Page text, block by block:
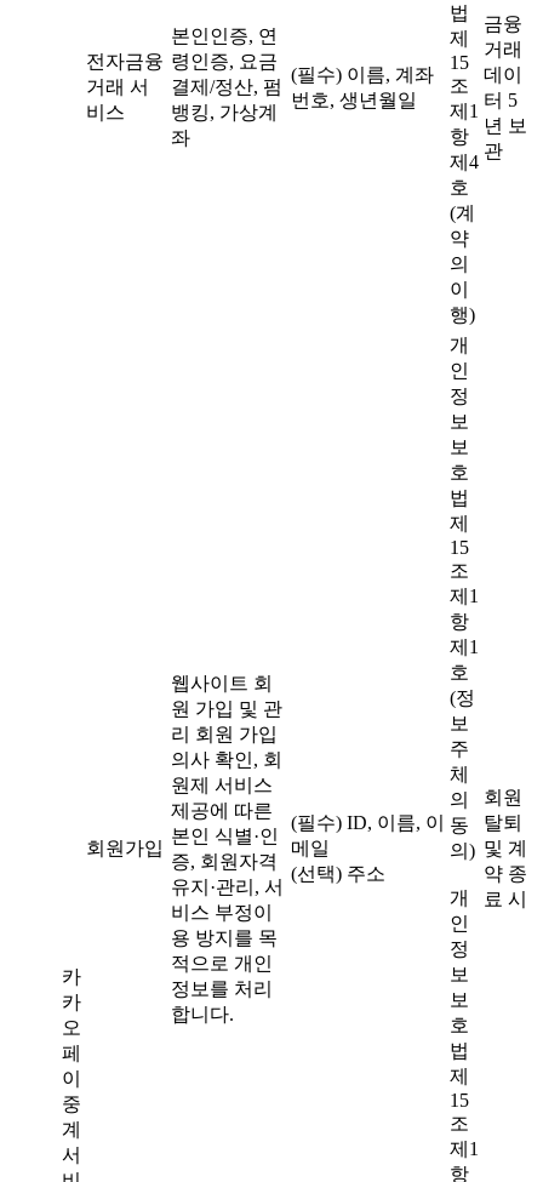
전자금융
거래 서
비스
본인인증, 연
령인증, 요금
결제/정산, 펌
뱅킹, 가상계
좌
(필수) 이름, 계좌
번호, 생년월일
법
제
15
조
제1
항
제4
호
(계
약
의
이
행)
금융
거래
데이
터 5
년 보
관
카
카
오
페
이
중
계
서
회원가입
웹사이트 회
원 가입 및 관
리 회원 가입
의사 확인, 회
원제 서비스
제공에 따른
본인 식별·인
증, 회원자격
유지·관리, 서
비스 부정이
용 방지를 목
적으로 개인
정보를 처리
합니다.
(필수) ID, 이름, 이
메일
(선택) 주소
개
인
정
보
보
호
법
제
15
조
제1
항
제1
호
(정
보
주
체
의
동
의)
개
인
정
보
보
호
법
제
15
조
제1
항
회원
탈퇴
및 계
약 종
료 시